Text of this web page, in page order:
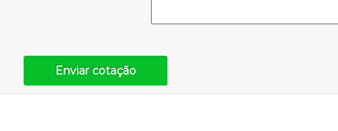
Enviar cotação